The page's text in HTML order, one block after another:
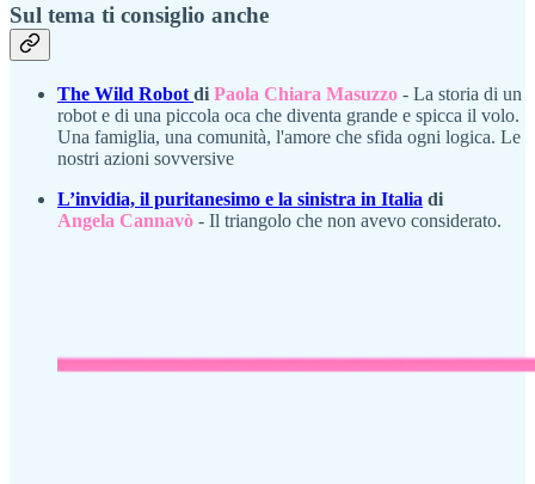
Sul tema ti consiglio anche
The Wild Robot di Paola Chiara Masuzzo - La storia di un
robot e di una piccola oca che diventa grande e spicca il volo.
Una famiglia, una comunità, l'amore che sfida ogni logica. Le
nostri azioni sovversive
L’invidia, il puritanesimo e la sinistra in Italia di
Angela Cannavò - Il triangolo che non avevo considerato.